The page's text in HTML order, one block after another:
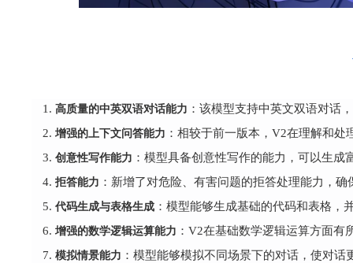
高质量的中英双语对话能力 ：该模型支持中英文双语对话
增强的上下文问答能力 ：相较于前一版本，V2在理解和
创意性写作能力 ：模型具备创意性写作的能力，可以生
拒答能力 ：新增了对危险、有害问题的拒答处理能力，
代码生成与表格生成 ：模型能够生成基础的代码和表格
增强的数学逻辑运算能力 ：V2在基础数学逻辑运算方面
模拟情景能力 ：模型能够模拟不同场景下的对话，使对